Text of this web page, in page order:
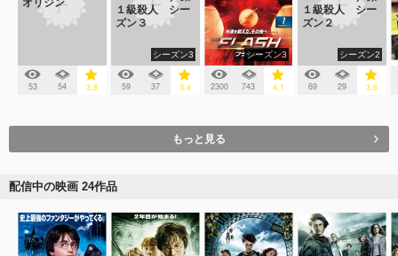
オリジン
53 54 3.8
１級殺人 シー
ズン３
シーズン3
59 37 3.4
シーズン3
2300 743 4.1
１級殺人 シー
ズン２
シーズン2
69 29 3.6
もっと見る
配信中の映画 24作品